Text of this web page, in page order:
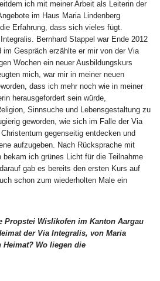
ich mit meiner Arbeit als Leiterin der
im Haus Maria Lindenberg
Erfahrung, dass sich vieles fügt.
Bernhard Stappel war Ende 2012
Gespräch erzählte er mir von der Via
Wochen ein neuer Ausbildungskurs
mich, war mir in meiner neuen
dass ich mehr noch wie in meiner
herausgefordert sein würde,
Sinnsuche und Lebensgestaltung zu
geworden, wie sich im Falle der Via
gegenseitig entdecken und
aufzugeben. Nach Rücksprache mit
ich grünes Licht für die Teilnahme
gab es bereits den ersten Kurs auf
schon zum wiederholten Male ein
Propstei Wislikofen im Kanton Aargau
der Via Integralis, von Maria
Wo liegen die